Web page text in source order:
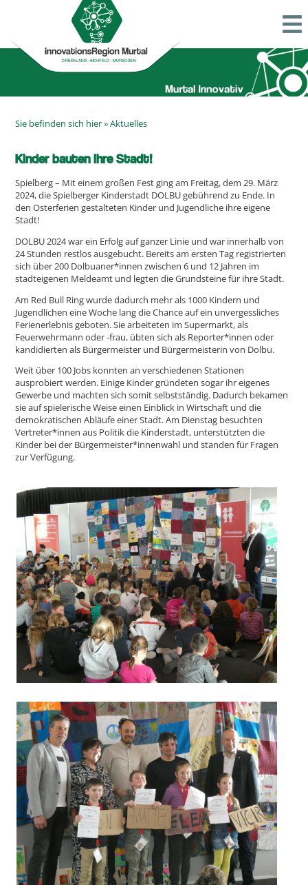
Sie befinden sich hier »Aktuelles
Kinder bauten ihre Stadt!
Spielberg – Mit einem großen Fest ging am Freitag, dem 29. März
2024, die Spielberger Kinderstadt DOLBU gebührend zu Ende. In
den Osterferien gestalteten Kinder und Jugendliche ihre eigene
Stadt!
DOLBU 2024 war ein Erfolg auf ganzer Linie und war innerhalb von
24 Stunden restlos ausgebucht. Bereits am ersten Tag registrierten
sich über 200 Dolbuaner*innen zwischen 6 und 12 Jahren im
stadteigenen Meldeamt und legten die Grundsteine für ihre Stadt.
Am Red Bull Ring wurde dadurch mehr als 1000 Kindern und
Jugendlichen eine Woche lang die Chance auf ein unvergessliches
Ferienerlebnis geboten. Sie arbeiteten im Supermarkt, als
Feuerwehrmann oder -frau, übten sich als Reporter*innen oder
kandidierten als Bürgermeister und Bürgermeisterin von Dolbu.
Weit über 100 Jobs konnten an verschiedenen Stationen
ausprobiert werden. Einige Kinder gründeten sogar ihr eigenes
Gewerbe und machten sich somit selbstständig. Dadurch bekamen
sie auf spielerische Weise einen Einblick in Wirtschaft und die
demokratischen Abläufe einer Stadt. Am Dienstag besuchten
Vertreter*innen aus Politik die Kinderstadt, unterstützten die
Kinder bei der Bürgermeister*innenwahl und standen für Fragen
zur Verfügung.